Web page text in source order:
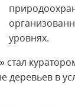
уровнях.
в